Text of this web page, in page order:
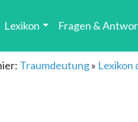
Lexikon Fragen &
Traumdeutung» Lexikon